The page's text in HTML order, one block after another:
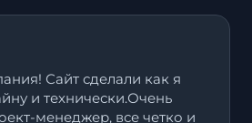
Сайт сделали как я
и технически.Очень
менеджер, все четко и